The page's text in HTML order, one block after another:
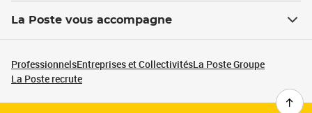
La Poste vous accompagne
ProfessionnelsEntreprises et CollectivitésLa Poste Groupe
La Poste recrute